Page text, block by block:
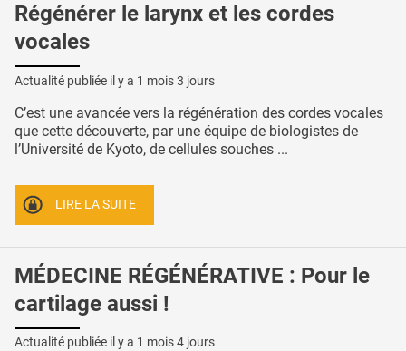
Régénérer le larynx et les cordes
vocales
Actualité publiée il y a 1 mois 3 jours
C’est une avancée vers la régénération des cordes vocales
que cette découverte, par une équipe de biologistes de
l’Université de Kyoto, de cellules souches ...
LIRE LA SUITE
MÉDECINE RÉGÉNÉRATIVE : Pour le
cartilage aussi !
Actualité publiée il y a 1 mois 4 jours